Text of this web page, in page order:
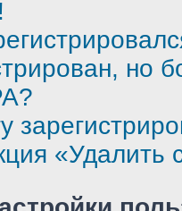
но
«Удалить